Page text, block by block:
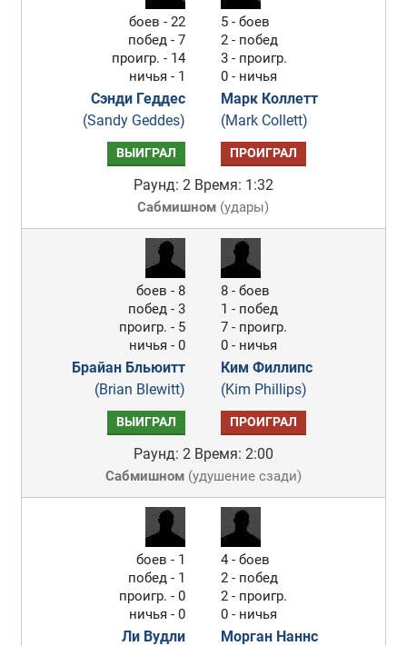
боев - 22
побед - 7
проигр. - 14
ничья - 1
Сэнди Геддес
(Sandy Geddes)
5 - боев
2 - побед
3 - проигр.
0 - ничья
Марк Коллетт
(Mark Collett)
ВЫИГРАЛ ПРОИГРАЛ
Раунд: 2 Время: 1:32
Сабмишном (удары)
боев - 8
побед - 3
проигр. - 5
ничья - 0
Брайан Бльюитт
(Brian Blewitt)
8 - боев
1 - побед
7 - проигр.
0 - ничья
Ким Филлипс
(Kim Phillips)
ВЫИГРАЛ ПРОИГРАЛ
Раунд: 2 Время: 2:00
Сабмишном(удушение сзади)
боев - 1
побед - 1
проигр. - 0
ничья - 0
Ли Вудли
4 - боев
2 - побед
2 - проигр.
0 - ничья
Морган Наннс